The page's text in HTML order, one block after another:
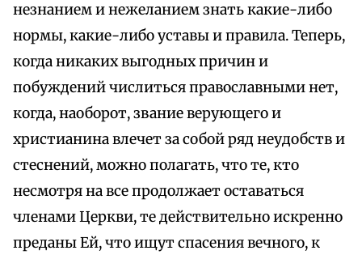
незнанием и нежеланием знать какие-либо
нормы, какие-либо уставы и правила. Теперь,
когда никаких выгодных причин и
побуждений числиться православными нет,
когда, наоборот, звание верующего и
христианина влечет за собой ряд неудобств и
стеснений, можно полагать, что те, кто
несмотря на все продолжает оставаться
членами Церкви, те действительно искренно
преданы Ей, что ищут спасения вечного, к